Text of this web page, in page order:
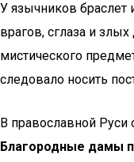
У язычников браслет
врагов, сглаза и
мистического
следовало носить
В православной Руси
Благородные дамы